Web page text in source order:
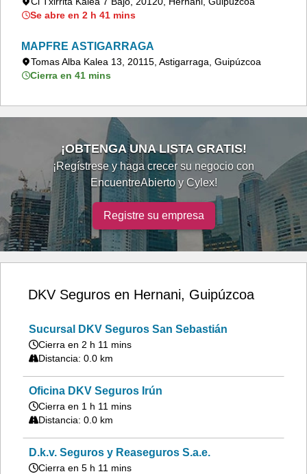
Se abre en 2 h 41 mins
MAPFRE ASTIGARRAGA
Tomas Alba Kalea 13, 20115, Astigarraga, Guipúzcoa
Cierra en 41 mins
¡OBTENGA UNA LISTA GRATIS!
¡Regístrese y haga crecer su negocio con
EncuentreAbierto y Cylex!
Registre su empresa
DKV Seguros en Hernani, Guipúzcoa
Sucursal DKV Seguros San Sebastián
Cierra en 2 h 11 mins
Distancia: 0.0 km
Oficina DKV Seguros Irún
Cierra en 1 h 11 mins
Distancia: 0.0 km
D.k.v. Seguros y Reaseguros S.a.e.
Cierra en 5 h 11 mins